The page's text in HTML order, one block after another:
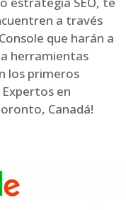
a través
que harán a
herramientas
los primeros
en
Canadá!